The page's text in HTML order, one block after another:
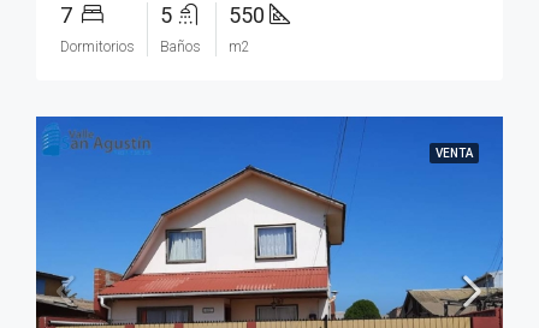
7
Dormitorios
5
Baños
550
m2
VENTA